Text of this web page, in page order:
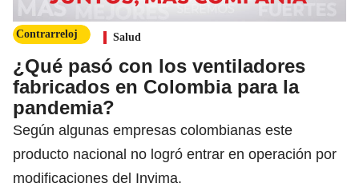
Contrarreloj Salud
¿Qué pasó con los ventiladores
fabricados en Colombia para la
pandemia?
Según algunas empresas colombianas este
producto nacional no logró entrar en operación por
modificaciones del Invima.